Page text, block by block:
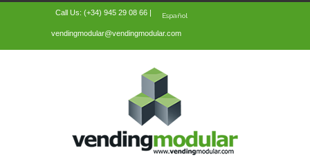
Call Us: (+34) 945 29 08 66 |
vendingmodular@vendingmodular.com
Español